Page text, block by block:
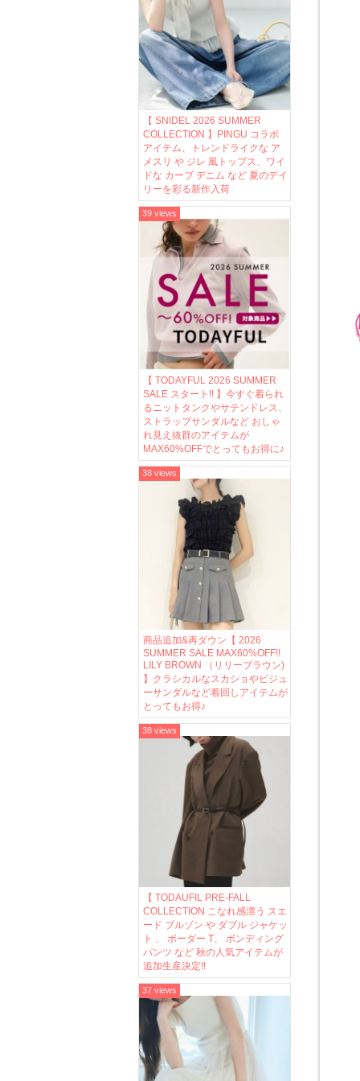
【 SNIDEL 2026 SUMMER
COLLECTION 】PINGU コラボ
アイテム、トレンドライクな ア
メスリ や ジレ 風トップス、ワイ
ドな カーブ デニム など 夏のデイ
リーを彩る新作入荷
【 TODAYFUL 2026 SUMMER
SALE スタート!! 】今すぐ着られ
るニットタンクやサテンドレス、
ストラップサンダルなど おしゃ
れ見え抜群のアイテムが
MAX60%OFFでとってもお得に♪
39 views
商品追加&再ダウン【 2026
SUMMER SALE MAX60%OFF!!
LILY BROWN （リリーブラウン)
】クラシカルなスカショやビジュ
ーサンダルなど着回しアイテムが
とってもお得♪
38 views
【 TODAUFIL PRE-FALL
COLLECTION こなれ感漂う スエ
ード ブルゾン や ダブル ジャケッ
ト 、 ボーダー T、 ボンディング
パンツ など 秋の人気アイテムが
追加生産決定!!
38 views
37 views